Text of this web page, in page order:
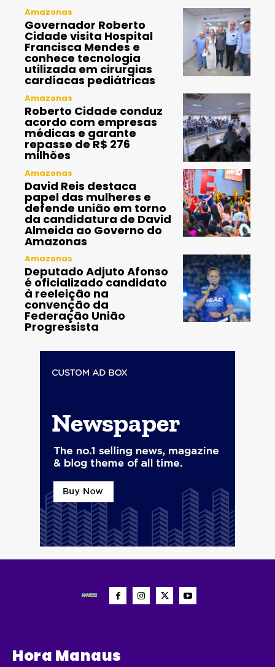
Amazonas
Governador Roberto
Cidade visita Hospital
Francisca Mendes e
conhece tecnologia
utilizada em cirurgias
cardíacas pediátricas
Amazonas
Roberto Cidade conduz
acordo com empresas
médicas e garante
repasse de R$ 276
milhões
Amazonas
David Reis destaca
papel das mulheres e
defende união em torno
da candidatura de David
Almeida ao Governo do
Amazonas
Amazonas
Deputado Adjuto Afonso
é oficializado candidato
à reeleição na
convenção da
Federação União
Progressista
Hora Manaus